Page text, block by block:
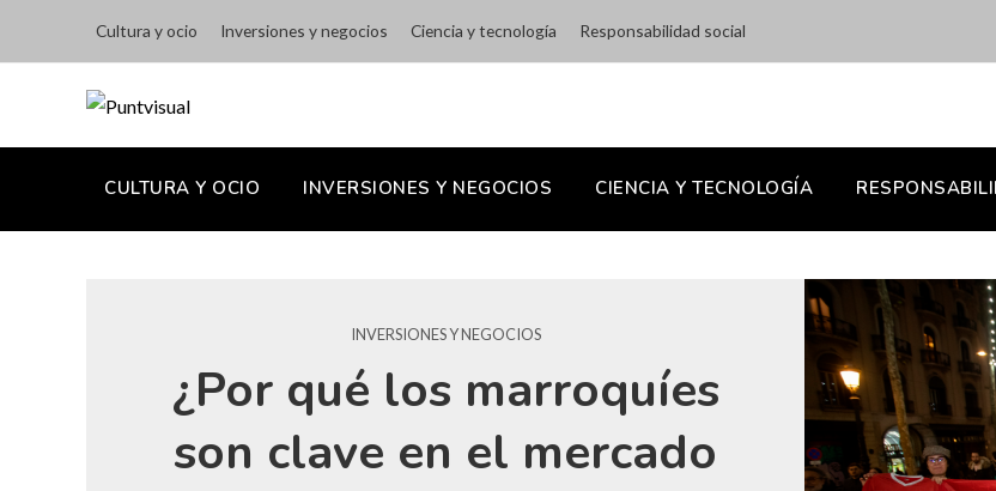
Cultura y ocio Inversiones y negocios Ciencia y tecnología Responsabilidad social
CULTURA Y OCIO INVERSIONES Y NEGOCIOS CIENCIA Y TECNOLOGÍA
INVERSIONES Y NEGOCIOS
¿Por qué los marroquíes
son clave en el mercado